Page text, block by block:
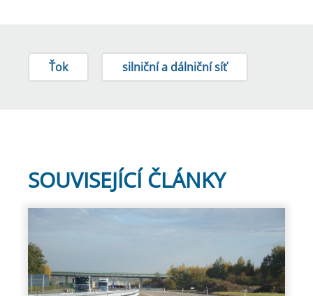
Ťok silniční a dálniční síť
SOUVISEJÍCÍ ČLÁNKY